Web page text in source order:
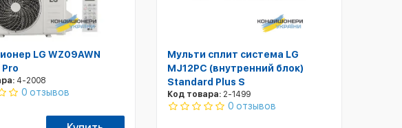
LG WZ09AWN
4-2008
0 отзывов
Мульти сплит система LG
MJ12PC (внутренний блок)
Standard Plus S
Код товара:2-1499
0 отзывов